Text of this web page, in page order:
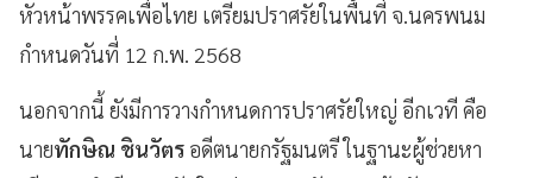
หัวหน้าพรรคเพื่อไทย เตรียมปราศรัยในพื้นที่ จ.นครพนม
กำหนดวันที่ 12 ก.พ. 2568
นอกจากนี้ ยังมีการวางกำหนดการปราศรัยใหญ่ อีกเวที คือ
นายทักษิณ ชินวัตร อดีตนายกรัฐมนตรี ในฐานะผู้ช่วยหา